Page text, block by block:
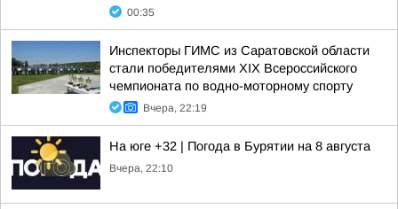
00:35
Инспекторы ГИМС из Саратовской области
стали победителями XIX Всероссийского
чемпионата по водно-моторному спорту
Вчера, 22:19
На юге +32 | Погода в Бурятии на 8 августа
Вчера, 22:10